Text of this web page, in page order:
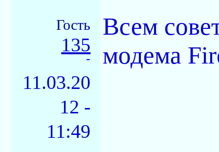
Гость
135
-
11.03.20
12 -
11:49
Всем
модема